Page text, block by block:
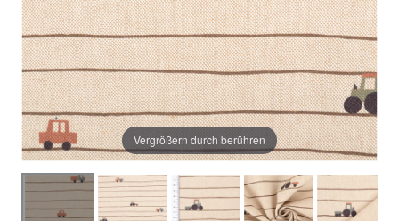
Vergrößern durch berühren